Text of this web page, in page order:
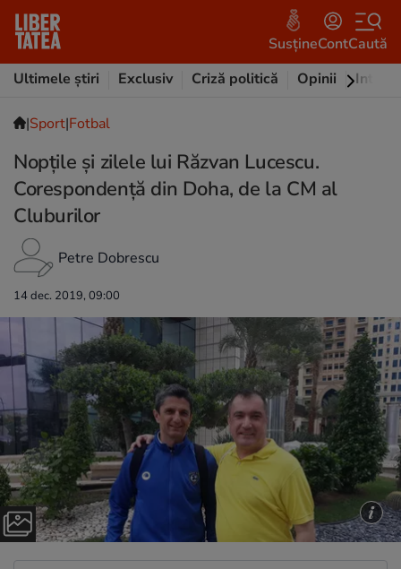
SusțineContCaută
Ultimele știri
Exclusiv Criză politică Opinii
|Sport|Fotbal
Nopțile și zilele lui Răzvan Lucescu.
Corespondență din Doha, de la CM al
Cluburilor
Petre Dobrescu
14 dec. 2019, 09:00